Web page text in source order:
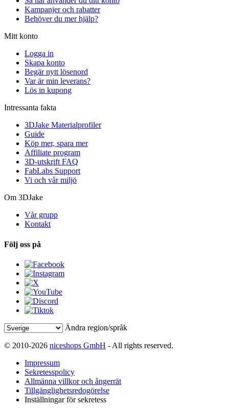
Kampanjer och rabatter
Behöver du mer hjälp?
Mitt konto
Logga in
Skapa konto
Begär nytt lösenord
Var är min leverans?
Lös in kupong
Intressanta fakta
3DJake Materialprofiler
Guide
Köp mer, spara mer
Affiliate program
3D-utskrift FAQ
FabLabs Support
Vi och vår miljö
Om 3DJake
Vår grupp
Kontakt
Följ oss på
Ändra region/språk
© 2010-2026 niceshops GmbH - All rights reserved.
Impressum
Sekretesspolicy
Allmänna villkor och ångerrät
Tillgänglighetsredogörelse
Inställningar för sekretess